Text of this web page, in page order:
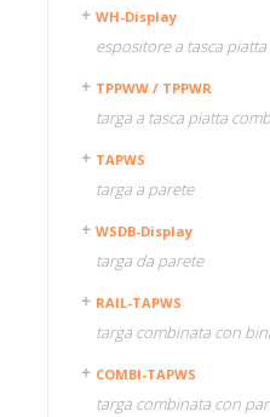
WH-Display
espositore a tasca
TPPWW / TPPWR
targa a tasca piatta
TAPWS
targa a parete
WSDB-Display
targa da parete
RAIL-TAPWS
targa combinata con
COMBI-TAPWS
targa combinata con